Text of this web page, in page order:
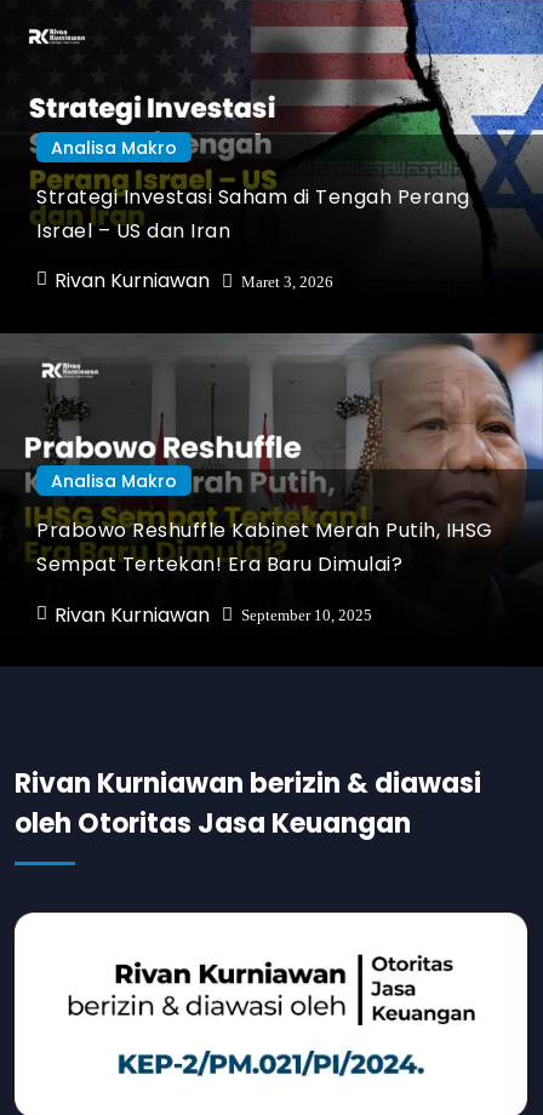
Analisa Makro
Strategi Investasi Saham di Tengah Perang
Israel – US dan Iran
Rivan Kurniawan
Maret 3, 2026
Analisa Makro
Prabowo Reshuffle Kabinet Merah Putih, IHSG
Sempat Tertekan! Era Baru Dimulai?
Rivan Kurniawan
September 10, 2025
Rivan Kurniawan berizin & diawasi
oleh Otoritas Jasa Keuangan